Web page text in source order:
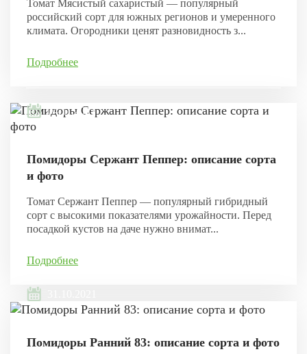
Томат Мясистый сахаристый — популярный
российский сорт для южных регионов и умеренного
климата. Огородники ценят разновидность з...
Подробнее
04.11.2021
Помидоры Сержант Пеппер: описание сорта
и фото
Томат Сержант Пеппер — популярный гибридный
сорт с высокими показателями урожайности. Перед
посадкой кустов на даче нужно внимат...
Подробнее
Помидоры Ранний 83: описание сорта и фото